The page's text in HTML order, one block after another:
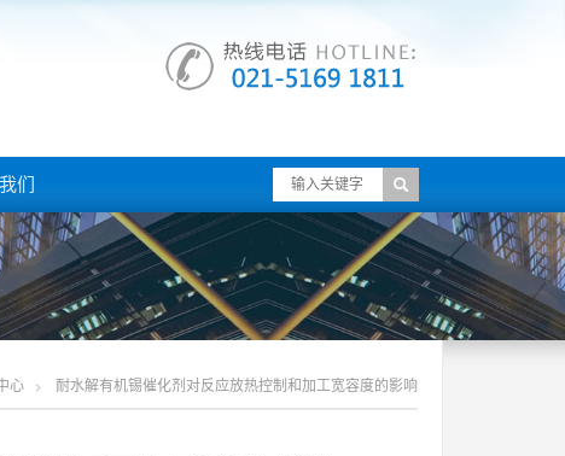
们
心 耐水解有机锡催化剂对反应放热控制和加工宽容度的影响